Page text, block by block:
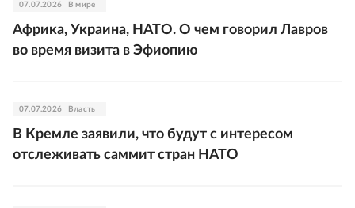
07.07.2026 В мире
Африка, Украина, НАТО. О чем говорил Лавров
во время визита в Эфиопию
07.07.2026 Власть
В Кремле заявили, что будут с интересом
отслеживать саммит стран НАТО